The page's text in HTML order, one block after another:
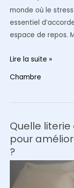
monde où le
essentiel
espace de repos.
Remplacement
guide
pour
faire
le
meilleur
choix
Lire la suite »
Chambre
Quelle
pour
?